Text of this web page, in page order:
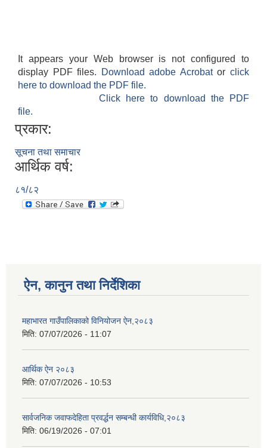
It appears your Web browser is not configured to
display PDF files.
Download adobe Acrobatorclick
here to download the PDF file.
Click here to download the PDF
file.
प्रकार:
सूचना तथा समाचार
आर्थिक वर्ष:
८१/८२
ऐन, कानुन तथा निर्देशिका
महाभारत गाउँपालिकाको विनियोजन ऐन,२०८३
मिति: 07/07/2026 - 11:07
आर्थिक ऐन २०८३
मिति: 07/07/2026 - 10:53
सार्वजनिक जवाफदेहिता प्रवर्द्धन सम्बन्धी कार्यविधि,२०८३
मिति: 06/19/2026 - 07:01